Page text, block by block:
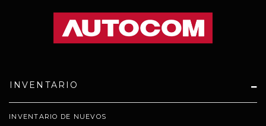
INVENTARIO
INVENTARIO DE NUEVOS